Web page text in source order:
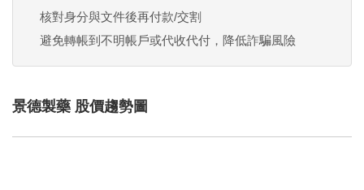
核對身分與文件後再付款/交割
避免轉帳到不明帳戶或代收代付，降低詐騙風險
景德製藥 股價趨勢圖